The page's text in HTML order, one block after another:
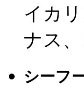
イカ
ナス
シーフ